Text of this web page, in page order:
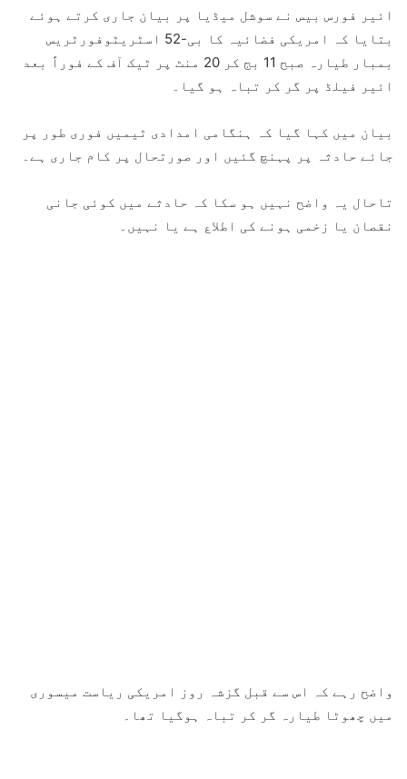
ائیر فورس بیس نے سوشل میڈیا پر بیان جاری کرتے ہوئے
بتایا کہ امریکی فضائیہ کا بی-52 اسٹریٹوفورٹریس
بمبار طیارہ صبح 11 بج کر 20 منٹ پر ٹیک آف کے فوراً بعد
ائیر فیلڈ پر گر کر تباہ ہو گیا۔
بیان میں کہا گیا کہ ہنگامی امدادی ٹیمیں فوری طور پر
جائے حادثہ پر پہنچ گئیں اور صورتحال پر کام جاری ہے۔
تاحال یہ واضح نہیں ہو سکا کہ حادثے میں کوئی جانی
نقصان یا زخمی ہونے کی اطلاع ہے یا نہیں۔
واضح رہے کہ اس سے قبل گزشہ روز امریکی ریاست میسوری
میں چھوٹا طیارہ گر کر تباہ ہوگیا تھا۔